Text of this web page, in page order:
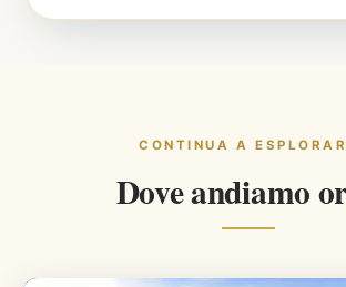
CONTINUA A
Dove andiamo